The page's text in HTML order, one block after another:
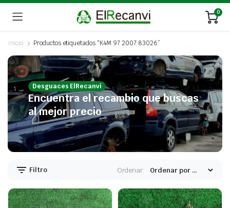
0
Inicio Productos etiquetados “K4M 97 2007 83026”
Desguaces ElRecanvi
Encuentra el recambio que buscas
al mejor precio
Filtro Ordenar: